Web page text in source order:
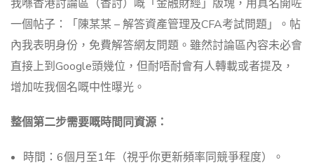
我喺香港討論區（香討）嘅「金融財經」版塊，用真名開咗
一個帖子：「陳某某 – 解答資產管理及CFA考試問題」。帖
內我表明身份，免費解答網友問題。雖然討論區內容未必會
直接上到Google頭幾位，但耐唔耐會有人轉載或者提及，
增加咗我個名嘅中性曝光。
整個第二步需要嘅時間同資源：
時間：6個月至1年（視乎你更新頻率同競爭程度）。